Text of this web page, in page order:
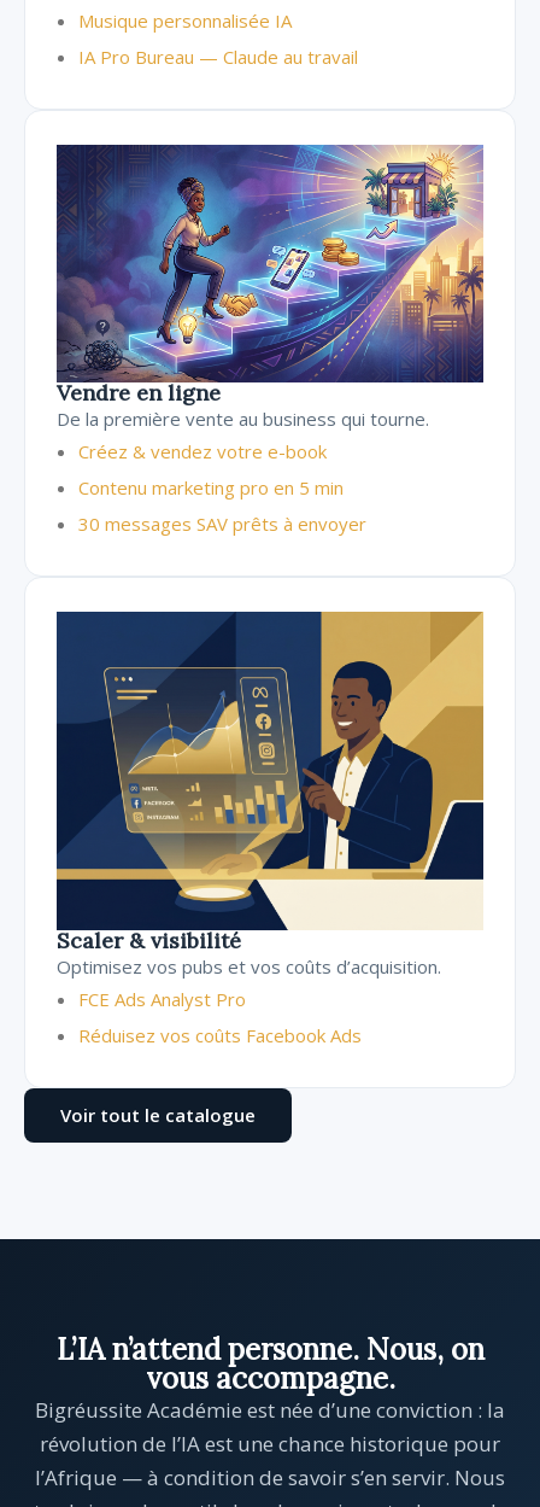
Musique personnalisée IA
IA Pro Bureau — Claude au travail
Vendre en ligne
De la première vente au business qui tourne.
Créez & vendez votre e-book
Contenu marketing pro en 5 min
30 messages SAV prêts à envoyer
Scaler & visibilité
Optimisez vos pubs et vos coûts d’acquisition.
FCE Ads Analyst Pro
Réduisez vos coûts Facebook Ads
Voir tout le catalogue
L’IA n’attend personne. Nous, on
vous accompagne.
Bigréussite Académie est née d’une conviction : la
révolution de l’IA est une chance historique pour
l’Afrique — à condition de savoir s’en servir. Nous